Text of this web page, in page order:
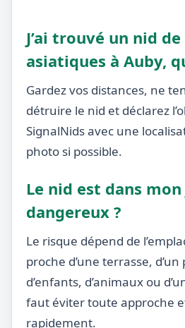
J’ai trouvé un nid
asiatiques à Auby,
Gardez vos distances, ne
détruire le nid et déclarez
SignalNids avec une
photo si possible.
Le nid est dans
dangereux ?
Le risque dépend de
proche d’une terrasse, d’un
d’enfants, d’animaux ou
faut éviter toute approche
rapidement.